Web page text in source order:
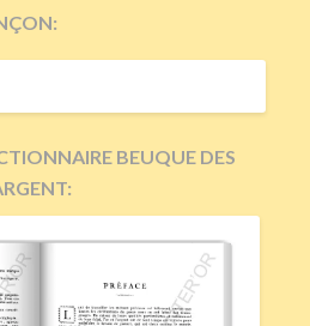
BEUQUE DES